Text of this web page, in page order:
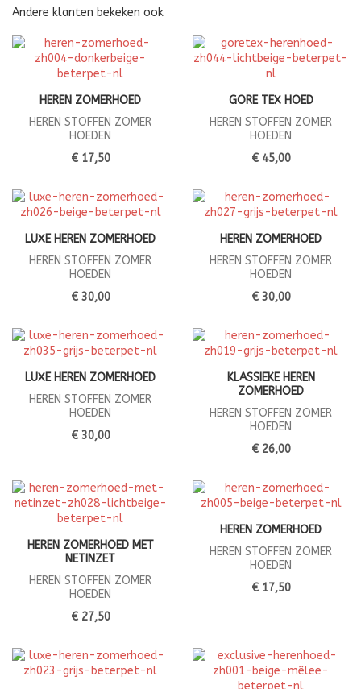
Andere klanten bekeken ook
HEREN ZOMERHOED
HEREN STOFFEN ZOMER
HOEDEN
€ 17,50
GORE TEX HOED
HEREN STOFFEN ZOMER
HOEDEN
€ 45,00
LUXE HEREN ZOMERHOED
HEREN STOFFEN ZOMER
HOEDEN
€ 30,00
HEREN ZOMERHOED
HEREN STOFFEN ZOMER
HOEDEN
€ 30,00
LUXE HEREN ZOMERHOED
HEREN STOFFEN ZOMER
HOEDEN
€ 30,00
KLASSIEKE HEREN
ZOMERHOED
HEREN STOFFEN ZOMER
HOEDEN
€ 26,00
HEREN ZOMERHOED MET
NETINZET
HEREN STOFFEN ZOMER
HOEDEN
€ 27,50
HEREN ZOMERHOED
HEREN STOFFEN ZOMER
HOEDEN
€ 17,50